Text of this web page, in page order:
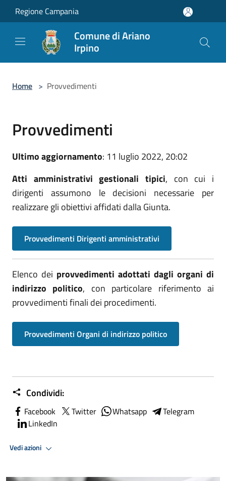
Salta al contenuto principale
Regione Campania
Comune di Ariano
Irpino
Home > Provvedimenti
Provvedimenti
Ultimo aggiornamento: 11 luglio 2022, 20:02
Atti amministrativi gestionali tipici, con cui i
dirigenti assumono le decisioni necessarie per
realizzare gli obiettivi affidati dalla Giunta.
Provvedimenti Dirigenti amministrativi
Elenco dei provvedimenti adottati dagli organi di
indirizzo politico, con particolare riferimento ai
provvedimenti finali dei procedimenti.
Provvedimenti Organi di indirizzo politico
Condividi:
Facebook Twitter Whatsapp
Telegram
LinkedIn
Vedi azioni